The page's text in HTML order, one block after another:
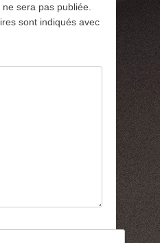
sera pas publiée.
sont indiqués avec